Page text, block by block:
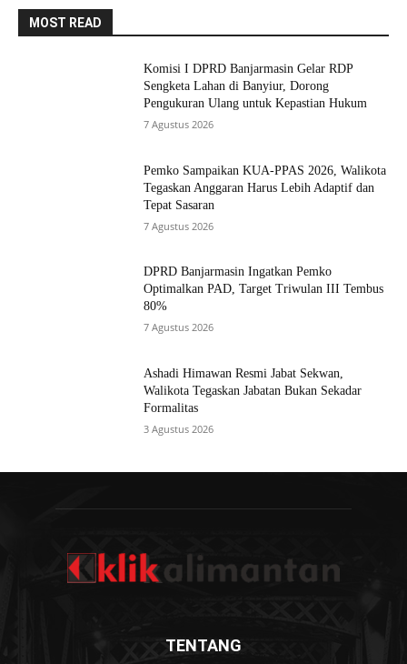
MOST READ
Komisi I DPRD Banjarmasin Gelar RDP
Sengketa Lahan di Banyiur, Dorong
Pengukuran Ulang untuk Kepastian Hukum
7 Agustus 2026
Pemko Sampaikan KUA-PPAS 2026, Walikota
Tegaskan Anggaran Harus Lebih Adaptif dan
Tepat Sasaran
7 Agustus 2026
DPRD Banjarmasin Ingatkan Pemko
Optimalkan PAD, Target Triwulan III Tembus
80%
7 Agustus 2026
Ashadi Himawan Resmi Jabat Sekwan,
Walikota Tegaskan Jabatan Bukan Sekadar
Formalitas
3 Agustus 2026
TENTANG